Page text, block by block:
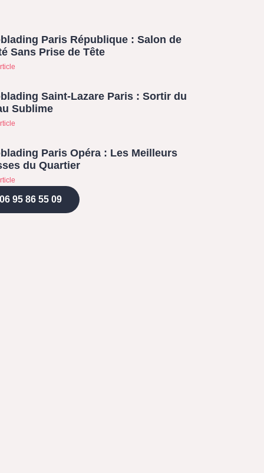
Paris République : Salon de
Sans Prise de Tête
Saint-Lazare Paris : Sortir du
Sublime
Paris Opéra : Les Meilleurs
du Quartier
95 86 55 09